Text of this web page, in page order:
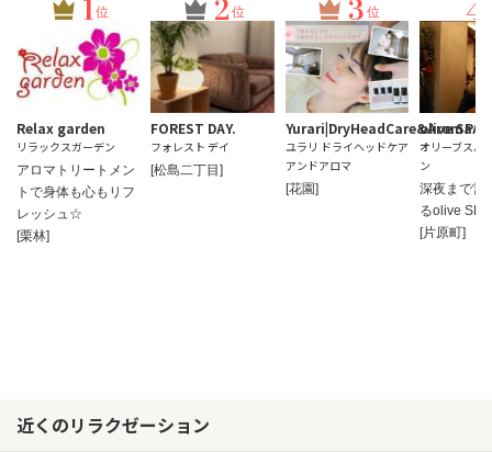
1位
Relax garden
リラックスガーデン
アロマトリートメン
トで身体も心もリフ
レッシュ☆
[栗林]
2 位
FOREST DAY.
フォレスト デイ
[松島二丁目]
3 位
Yurari|DryHeadCare&Aroma
ユラリ ドライヘッドケア
アンドアロマ
[花園]
4
olive SPA
オリーブスパ
ン
深夜まで営
るolive
[片原町]
近くのリラクゼーション